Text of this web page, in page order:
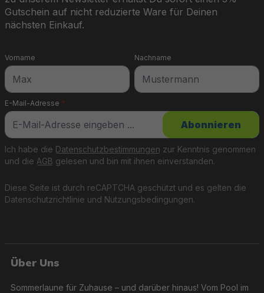
Gutschein auf nicht reduzierte Ware für Deinen
nächsten Einkauf.
E-Mail-Adresse *
Vorname Nachname
Diese Seite ist durch reCAPTCHA geschützt und es gelten die
Datenschutzrichtlinie und Nutzungsbedingungen.
Ich habe die Datenschutzbestimmungen zur Kenntnis genommen
und die AGB gelesen und bin mit ihnen einverstanden.
Abonnieren
Über Uns
Sommerlaune für Zuhause – und darüber hinaus! Vom Pool im